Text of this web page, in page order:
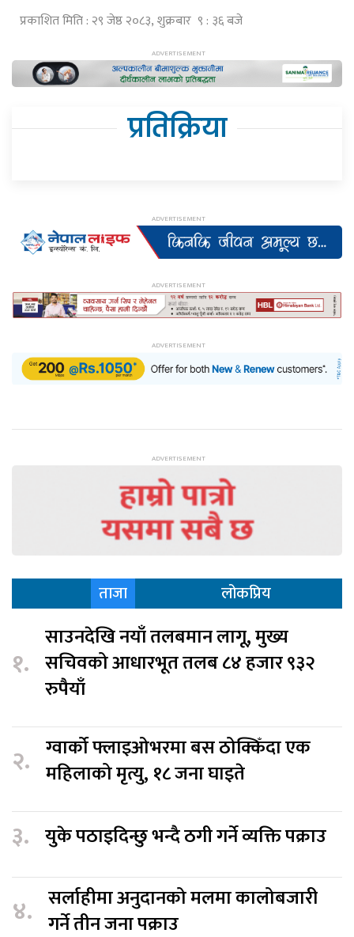
प्रकाशित मिति : २९ जेष्ठ २०८३, शुक्रबार ९ : ३६ बजे
प्रतिक्रिया
ताजा लोकप्रिय
१.
साउनदेखि नयाँ तलबमान लागू, मुख्य
सचिवको आधारभूत तलब ८४ हजार ९३२
रुपैयाँ
२. ग्वार्को फ्लाइओभरमा बस ठोक्किँदा एक
महिलाको मृत्यु, १८ जना घाइते
३. युके पठाइदिन्छु भन्दै ठगी गर्ने व्यक्ति पक्राउ
४. सर्लाहीमा अनुदानको मलमा कालोबजारी
गर्ने तीन जना पक्राउ